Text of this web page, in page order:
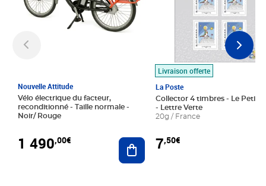
Nouvelle Attitude
Vélo électrique du facteur,
reconditionné - Taille normale -
Noir/ Rouge
1 490,00€ Ajouter au panier
Livraison offerte
La Poste
Collector 4 timbres - Le Petit
- Lettre Verte
20g / France
7,50€